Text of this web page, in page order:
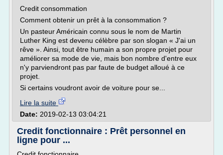
Credit consommation
Comment obtenir un prêt à la consommation ?
Un pasteur Américain connu sous le nom de Martin
Luther King est devenu célèbre par son slogan « J'ai un
rêve ». Ainsi, tout être humain a son propre projet pour
améliorer sa mode de vie, mais bon nombre d'entre eux
n'y parviendront pas par faute de budget alloué à ce
projet.
Si certains voudront avoir de voiture pour se...
Lire la suite
Date: 2019-02-13 03:04:21
Credit fonctionnaire : Prêt personnel en
ligne pour ...